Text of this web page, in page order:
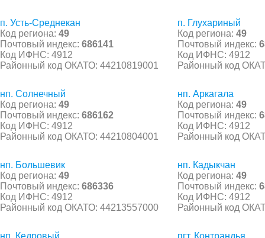
п. Усть-Среднекан
Код региона: 49
Почтовый индекс: 686141
Код ИФНС: 4912
Районный код ОКАТО: 44210819001
п. Глухариный
Код региона: 49
Почтовый индекс:
Код ИФНС: 4912
Районный код
нп. Солнечный
Код региона: 49
Почтовый индекс: 686162
Код ИФНС: 4912
Районный код ОКАТО: 44210804001
нп. Аркагала
Код региона: 49
Почтовый индекс:
Код ИФНС: 4912
Районный код
нп. Большевик
Код региона: 49
Почтовый индекс: 686336
Код ИФНС: 4912
Районный код ОКАТО: 44213557000
нп. Кадыкчан
Код региона: 49
Почтовый индекс:
Код ИФНС: 4912
Районный код
нп. Кедровый пгт. Контрандья